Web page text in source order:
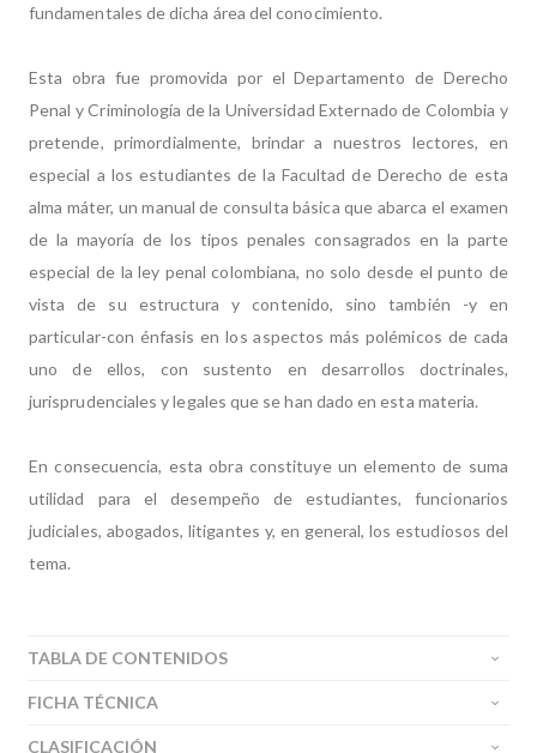
fundamentales de dicha área del conocimiento.
Esta obra fue promovida por el Departamento de Derecho
Penal y Criminología de la Universidad Externado de Colombia y
pretende, primordialmente, brindar a nuestros lectores, en
especial a los estudiantes de la Facultad de Derecho de esta
alma máter, un manual de consulta básica que abarca el examen
de la mayoría de los tipos penales consagrados en la parte
especial de la ley penal colombiana, no solo desde el punto de
vista de su estructura y contenido, sino también -y en
particular-con énfasis en los aspectos más polémicos de cada
uno de ellos, con sustento en desarrollos doctrinales,
jurisprudenciales y legales que se han dado en esta materia.
En consecuencia, esta obra constituye un elemento de suma
utilidad para el desempeño de estudiantes, funcionarios
judiciales, abogados, litigantes y, en general, los estudiosos del
tema.
TABLA DE CONTENIDOS
FICHA TÉCNICA
CLASIFICACIÓN